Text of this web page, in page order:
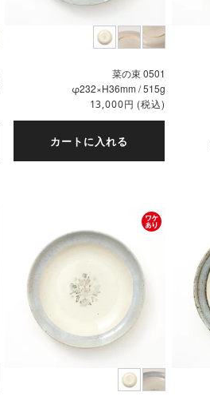
菜の束 0501
φ232×H36mm / 515g
13,000円 (税込)
カートに入れる